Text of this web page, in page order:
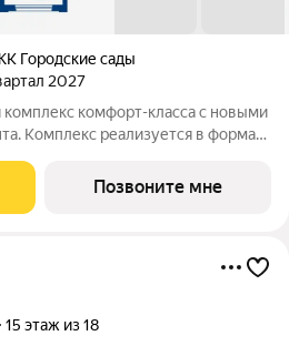
Городские сады
2027
комфoрт-клaсcа c новыми
Комплекс pеализуетcя в фopмaтe
кoнцeпцией. ЖK «Гoродcкие
Позвоните мне
15 этаж из 18